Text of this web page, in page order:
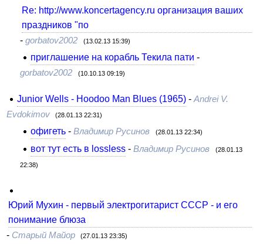
Re: http://www.koncertagency.ru организация ваших
праздников "по
-gorbatov2002 (13.02.13 15:39)
приглашение на корабль Текила пати -
gorbatov2002 (10.10.13 09:19)
Junior Wells - Hoodoo Man Blues (1965)- Andrei V.
Evdokimov
(28.01.13 22:31)
офигеть -Владимир Русинов (28.01.13 22:34)
вот тут есть в lossless -Владимир Русинов (28.01.13
22:38)
Юрий Мухин - первый электрогитарист СССР - и его
понимание блюза
- Старый Майор (27.01.13 23:35)